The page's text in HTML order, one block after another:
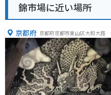
錦市場に近い場所
京都府 京都府京都市東山区大和大路通
四条下る小松町５８４番地